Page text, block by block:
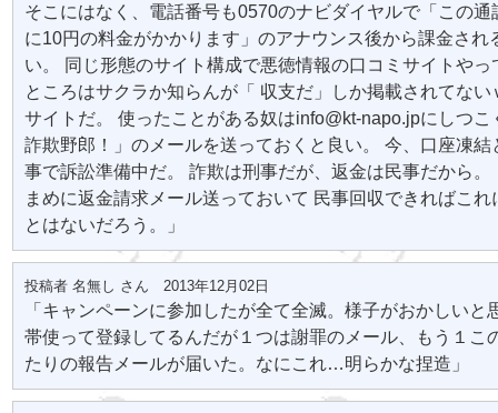
そこにはなく、電話番号も0570のナビダイヤルで「この通
に10円の料金がかかります」のアナウンス後から課金され
い。 同じ形態のサイト構成で悪徳情報の口コミサイトやっ
ところはサクラか知らんが「 収支だ」しか掲載されてない
サイトだ。 使ったことがある奴はinfo@kt-napo.jpにしつこ
詐欺野郎！」のメールを送っておくと良い。 今、口座凍結
事で訴訟準備中だ。 詐欺は刑事だが、返金は民事だから。
まめに返金請求メール送っておいて 民事回収できればこれ
とはないだろう。」
投稿者 名無し さん 2013年12月02日
「キャンペーンに参加したが全て全滅。様子がおかしいと
帯使って登録してるんだが１つは謝罪のメール、もう１こ
たりの報告メールが届いた。なにこれ…明らかな捏造」